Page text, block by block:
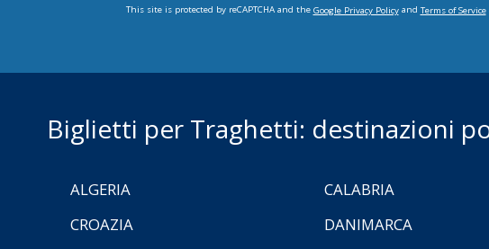
This site is protected by reCAPTCHA and the Google Privacy Policyand Terms of Service
Biglietti per Traghetti: destinazioni
ALGERIA CALABRIA
CROAZIA DANIMARCA